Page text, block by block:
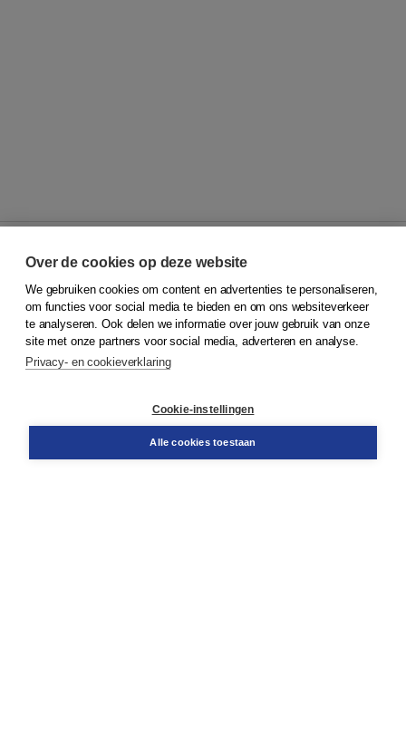
© 2026Koninklijke Boom uitgevers
Klantenservice
Service & informatie
Contact
Over de cookies op deze website
We gebruiken cookies om content en advertenties te personaliseren,
om functies voor social media te bieden en om ons websiteverkeer
te analyseren. Ook delen we informatie over jouw gebruik van onze
site met onze partners voor social media, adverteren en analyse.
Privacy- en cookieverklaring
Cookie-instellingen
Alle cookies toestaan